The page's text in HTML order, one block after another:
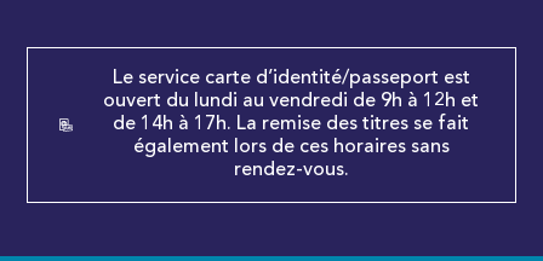
Le service carte d’identité/passeport est
ouvert du lundi au vendredi de 9h à 12h et
de 14h à 17h. La remise des titres se fait
également lors de ces horaires sans
rendez-vous.